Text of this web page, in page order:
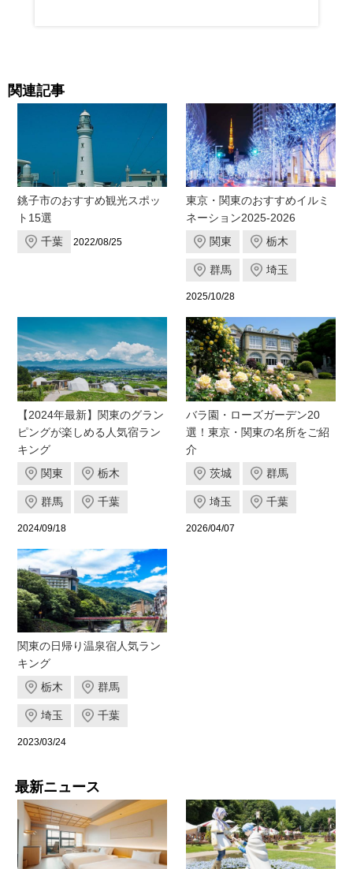
関連記事
銚子市のおすすめ観光スポッ
ト15選
千葉
2022/08/25
東京・関東のおすすめイルミ
ネーション2025-2026
関東
栃木
群馬 埼玉
2025/10/28
【2024年最新】関東のグラン
ピングが楽しめる人気宿ラン
キング
関東
栃木
群馬 千葉
2024/09/18
バラ園・ローズガーデン20
選！東京・関東の名所をご紹
介
茨城
群馬
埼玉 千葉
2026/04/07
関東の日帰り温泉宿人気ラン
キング
栃木
群馬
埼玉 千葉
2023/03/24
最新ニュース